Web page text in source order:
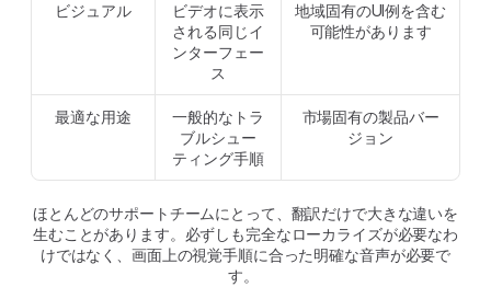
ビジュアル
ビデオに表示
される同じイ
ンターフェー
ス
地域固有のUI例を含む
可能性があります
最適な用途
一般的なトラ
ブルシュー
ティング手順
市場固有の製品バー
ジョン
ほとんどのサポートチームにとって、翻訳だけで大きな違いを
生むことがあります。必ずしも完全なローカライズが必要なわ
けではなく、画面上の視覚手順に合った明確な音声が必要で
す。